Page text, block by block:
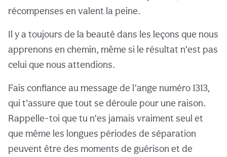
récompenses en valent la peine.
Il y a toujours de la beauté dans les leçons que nous
apprenons en chemin, même si le résultat n’est pas
celui que nous attendions.
Fais confiance au message de l’ange numéro 1313,
qui t’assure que tout se déroule pour une raison.
Rappelle-toi que tu n’es jamais vraiment seul et
que même les longues périodes de séparation
peuvent être des moments de guérison et de